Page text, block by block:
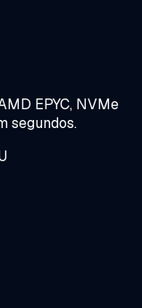
EPYC, NVMe
segundos.